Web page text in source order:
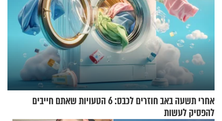
אחרי תשעה באב חוזרים לכבס: 6 הטעויות שאתם חייבים
להפסיק לעשות